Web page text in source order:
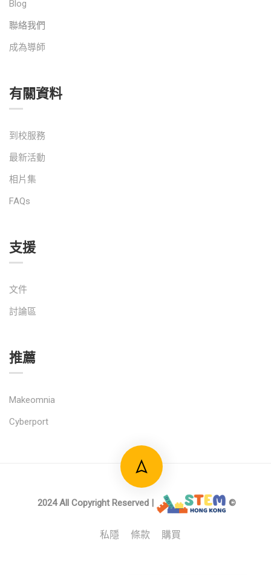
Blog
聯絡我們
成為導師
有關資料
到校服務
最新活動
相片集
FAQs
支援
文件
討論區
推薦
Makeomnia
Cyberport
2024 All Copyright Reserved | ©
私隱 條款 購買